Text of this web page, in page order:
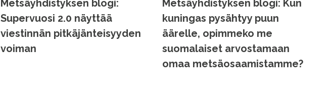
Metsäyhdistyksen blogi:
Supervuosi 2.0 näyttää
viestinnän pitkäjänteisyyden
voiman
Metsäyhdistyksen blogi: Kun
kuningas pysähtyy puun
äärelle, opimmeko me
suomalaiset arvostamaan
omaa metsäosaamistamme?